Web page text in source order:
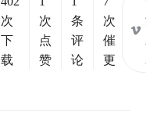
次
下
载
次
点
赞
条
评
论
次
催
更